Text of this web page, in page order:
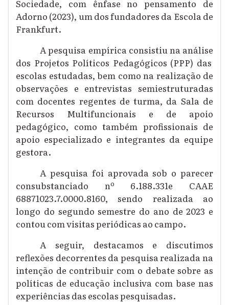
Sociedade, com ênfase no pensamento de
Adorno (2023), um dos fundadores da Escola de
Frankfurt.
A pesquisa empírica consistiu na análise
dos Projetos Políticos Pedagógicos (PPP) das
escolas estudadas, bem como na realização de
observações e entrevistas semiestruturadas
com docentes regentes de turma, da Sala de
Recursos Multifuncionais e de apoio
pedagógico, como também profissionais de
apoio especializado e integrantes da equipe
gestora.
A pesquisa foi aprovada sob o parecer
consubstanciado nº 6.188.331e CAAE
68871023.7.0000.8160, sendo realizada ao
longo do segundo semestre do ano de 2023 e
contou com visitas periódicas ao campo.
A seguir, destacamos e discutimos
reflexões decorrentes da pesquisa realizada na
intenção de contribuir com o debate sobre as
políticas de educação inclusiva com base nas
experiências das escolas pesquisadas.